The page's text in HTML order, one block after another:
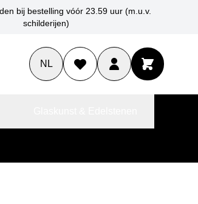
bij bestelling vóór 23.59 uur (m.u.v.
schilderijen)
NL